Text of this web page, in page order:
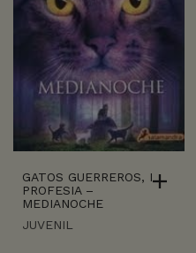
GATOS GUERREROS, I
PROFESIA –
MEDIANOCHE
JUVENIL